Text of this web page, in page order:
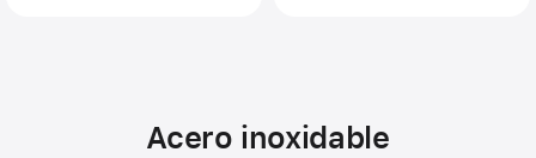
Acero inoxidable